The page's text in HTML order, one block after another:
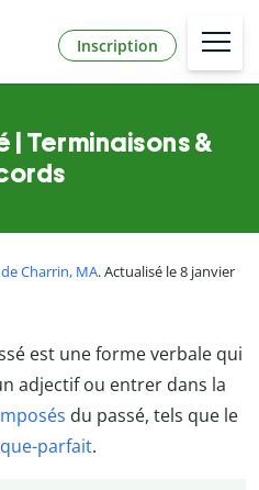
Inscription
Terminaisons &
Charrin, MA. Actualisé le 8 janvier
est une forme verbale qui
adjectif ou entrer dans la
du passé, tels que le
parfait.